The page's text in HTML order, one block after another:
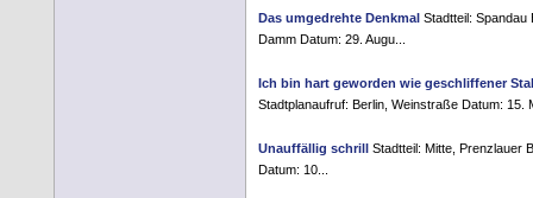
Das umgedrehte Denkmal Stadtteil:
Damm Datum: 29. Augu...
Ich bin hart geworden wie geschliffener
Stadtplanaufruf: Berlin, Weinstraße Datum: 15.
Unauffällig schrill Stadtteil: Mitte, Prenzlauer
Datum: 10...